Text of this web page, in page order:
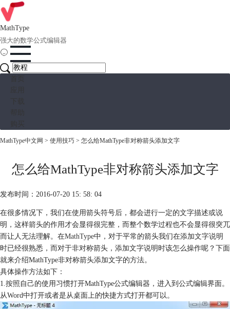
MathType
强大的数学公式编辑器
MathType中文网 > 使用技巧 > 怎么给MathType非对称箭头添加文字
怎么给MathType非对称箭头添加文字
发布时间：2016-07-20 15: 58: 04
在很多情况下，我们在使用箭头符号后，都会进行一定的文字描述或说
明，这样箭头的作用才会显得很完整，而整个数学过程也不会显得很突兀
而让人无法理解。在MathType中，对于平常的箭头我们在添加文字说明
时已经很熟悉，而对于非对称箭头，添加文字说明时该怎么操作呢？下面
就来介绍MathType非对称箭头添加文字的方法。
具体操作方法如下：
1.按照自己的使用习惯打开MathType公式编辑器，进入到公式编辑界面。
从Word中打开或者是从桌面上的快捷方式打开都可以。